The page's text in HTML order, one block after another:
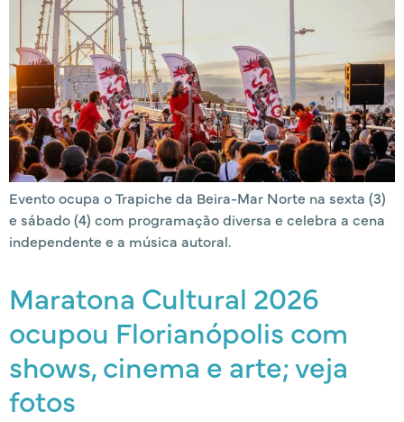
Evento ocupa o Trapiche da Beira-Mar Norte na sexta (3)
e sábado (4) com programação diversa e celebra a cena
independente e a música autoral.
Maratona Cultural 2026
ocupou Florianópolis com
shows, cinema e arte; veja
fotos